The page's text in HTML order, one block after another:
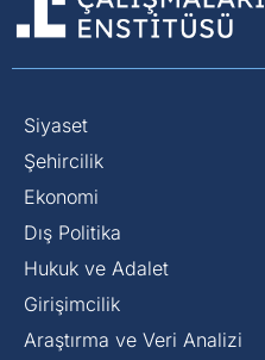
Siyaset
⁠Şehircilik
Ekonomi
Dış Politika
⁠Hukuk ve Adalet
Girişimcilik
Araştırma ve Veri Analizi